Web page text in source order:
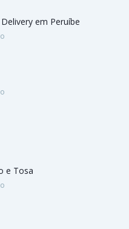
em Peruíbe
e Tosa